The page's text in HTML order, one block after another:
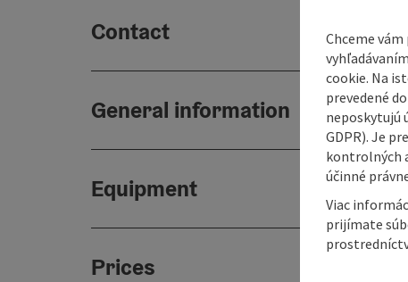
Contact
General information
Equipment
Prices
Chceme
cookie. Na
prevedené
neposkytujú
GDPR). Je
kontrolných
účinné
Viac
prijímate